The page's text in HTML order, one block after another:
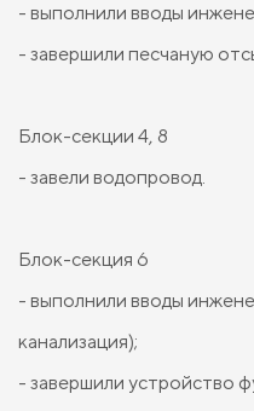
- выполнили вводы
- завершили песчаную
Блок-секции 4, 8
- завели водопровод.
Блок-секция 6
- выполнили вводы
канализация);
- завершили устройство